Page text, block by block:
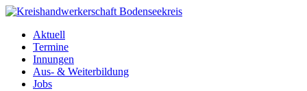
Aktuell
Termine
Innungen
Aus- & Weiterbildung
Jobs